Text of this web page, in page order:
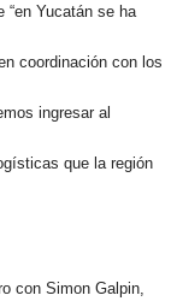
“en Yucatán se ha
coordinación con los
ingresar al
que la región
con Simon Galpin,